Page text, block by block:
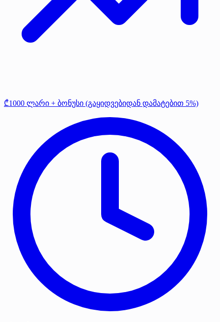
₾1000 ლარი + ბონუსი (გაყიდვებიდან დამატებით 5%)